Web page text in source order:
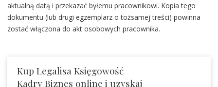
aktualną datą i przekazać byłemu pracownikowi. Kopia tego
dokumentu (lub drugi egzemplarz o tożsamej treści) powinna
zostać włączona do akt osobowych pracownika.
Kup Legalisa Księgowość
Kadry Biznes online i uzyskaj